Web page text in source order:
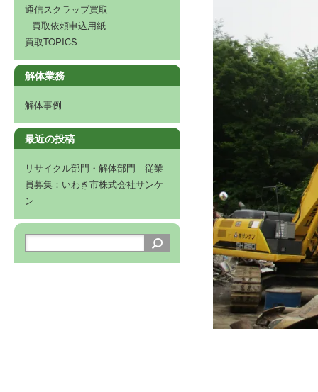
通信スクラップ買取
買取依頼申込用紙
買取TOPICS
解体業務
解体事例
最近の投稿
リサイクル部門・解体部門 従業
員募集：いわき市株式会社サンケ
ン